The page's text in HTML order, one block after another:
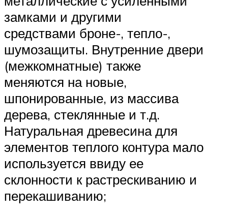
замками и другими
средствами броне-, тепло-,
шумозащиты. Внутренние двери
(межкомнатные) также
меняются на новые,
шпонированные, из массива
дерева, стеклянные и т.д.
Натуральная древесина для
элементов теплого контура мало
используется ввиду ее
склонности к растрескиванию и
перекашиванию;